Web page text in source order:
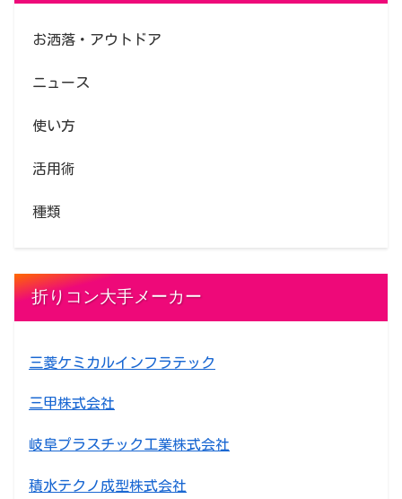
お洒落・アウトドア
ニュース
使い方
活用術
種類
折りコン大手メーカー
三菱ケミカルインフラテック
三甲株式会社
岐阜プラスチック工業株式会社
積水テクノ成型株式会社